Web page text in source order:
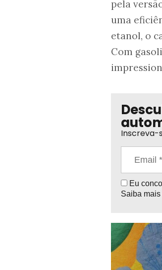
pela
uma
etanol, o
Com
Inscreva-
Eu
Saiba mais